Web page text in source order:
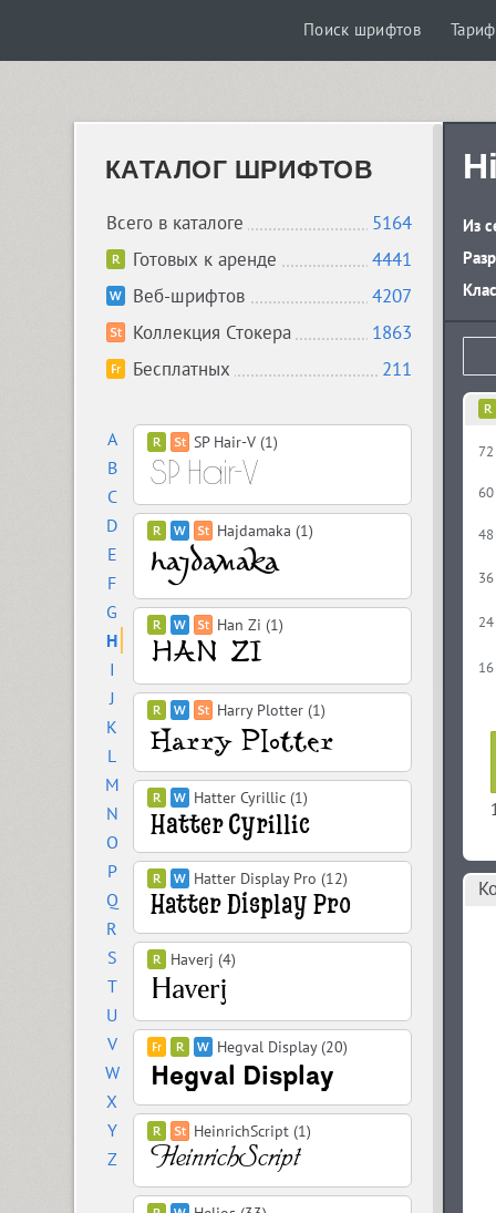
Поиск шрифтов
КАТАЛОГ ШРИФТОВ
Всего в каталоге
5164
Готовых к аренде
4441
Веб-шрифтов
4207
Коллекция Стокера
1863
Бесплатных
211
A
B
C
D
E
F
G
H
I
J
K
L
M
N
O
P
Q
R
S
T
U
V
W
X
Y
Z
SP Hair-V (1)
Hajdamaka (1)
Han Zi (1)
Harry Plotter (1)
Hatter Cyrillic (1)
Hatter Display Pro (12)
Haverj (4)
Hegval Display (20)
HeinrichScript (1)
Из